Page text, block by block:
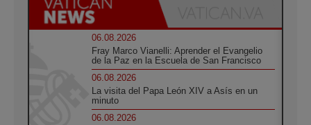
06.08.2026
Fray Marco Vianelli: Aprender el Evangelio
de la Paz en la Escuela de San Francisco
06.08.2026
La visita del Papa León XIV a Asís en un
minuto
06.08.2026